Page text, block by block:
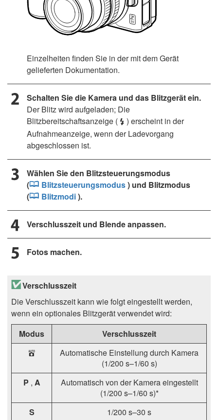
Einzelheiten finden Sie in der mit dem Gerät
gelieferten Dokumentation.
Schalten Sie die Kamera und das Blitzgerät ein.
Der Blitz wird aufgeladen; Die
Blitzbereitschaftsanzeige ( c ) erscheint in der
Aufnahmeanzeige, wenn der Ladevorgang
abgeschlossen ist.
Wählen Sie den Blitzsteuerungsmodus
(
Blitzsteuerungsmodus) und Blitzmodus
(
Blitzmodi).
Verschlusszeit und Blende anpassen.
Fotos machen.
Verschlusszeit
Die Verschlusszeit kann wie folgt eingestellt werden,
wenn ein optionales Blitzgerät verwendet wird:
Modus
Verschlusszeit
b
Automatische Einstellung durch Kamera
(1/200 s–1/60 s)
P , A
Automatisch von der Kamera eingestellt
(1/200 s–1/60 s)*
S
1/200 s–30 s